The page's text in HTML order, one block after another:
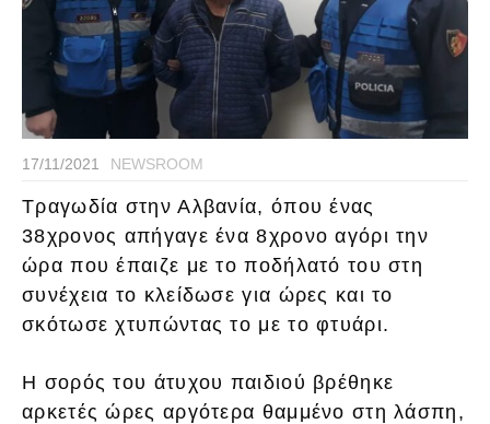
17/11/2021 NEWSROOM
Τραγωδία στην Αλβανία, όπου ένας
38χρονος απήγαγε ένα 8χρονο αγόρι την
ώρα που έπαιζε με το ποδήλατό του στη
συνέχεια το κλείδωσε για ώρες και το
σκότωσε χτυπώντας το με το φτυάρι.
Η σορός του άτυχου παιδιού βρέθηκε
αρκετές ώρες αργότερα θαμμένο στη λάσπη,